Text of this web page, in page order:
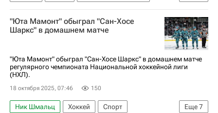
Евгений Малкин
Джек Айкел
Питтсбург Пингвинз
Вашингтон Кэпиталз
"Юта Мамонт" обыграл "Сан-Хосе
Шаркс" в домашнем матче
"Юта Мамонт" обыграл "Сан-Хосе Шаркс" в домашнем матче
регулярного чемпионата Национальной хоккейной лиги
(НХЛ).
18 октября 2025, 07:46 150
Еще7
Ник Шмальц Хоккей
Спорт